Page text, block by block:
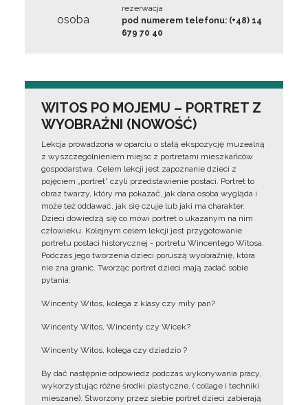
osoba
rezerwacja
pod numerem telefonu: (+48) 14
679 70 40
WITOS PO MOJEMU – PORTRET Z
WYOBRAŹNI (NOWOŚĆ)
Lekcja prowadzona w oparciu o stałą ekspozycję muzealną
z wyszczególnieniem miejsc z portretami mieszkańców
gospodarstwa. Celem lekcji jest zapoznanie dzieci z
pojęciem „portret” czyli przedstawienie postaci. Portret to
obraz twarzy, który ma pokazać, jak dana osoba wygląda i
może też oddawać, jak się czuje lub jaki ma charakter.
Dzieci dowiedzą się co mówi portret o ukazanym na nim
człowieku. Kolejnym celem lekcji jest przygotowanie
portretu postaci historycznej - portretu Wincentego Witosa.
Podczas jego tworzenia dzieci poruszą wyobraźnię, która
nie zna granic. Tworząc portret dzieci mają zadać sobie
pytania:
Wincenty Witos, kolega z klasy czy miły pan?
Wincenty Witos, Wincenty czy Wicek?
Wincenty Witos, kolega czy dziadzio ?
By dać następnie odpowiedz podczas wykonywania pracy,
wykorzystując różne środki plastyczne, ( collage i techniki
mieszane). Stworzony przez siebie portret dzieci zabierają